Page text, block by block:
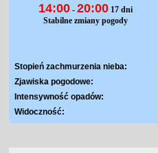
14:00- 20:0017 dni
Stabilne zmiany pogody
Stopień zachmurzenia nieba:
Zjawiska pogodowe:
Intensywność opadów:
Widoczność: